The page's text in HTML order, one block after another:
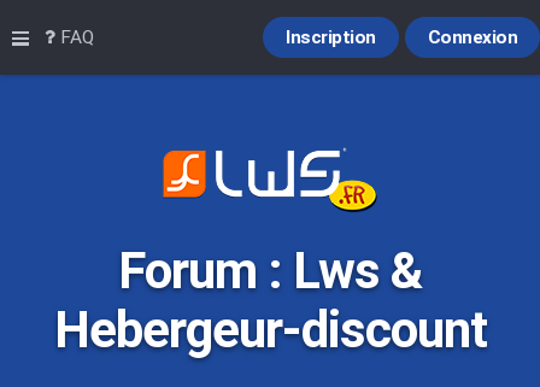
Raccourcis
FAQ Connexion
Inscription
Forum : Lws &
Hebergeur-discount